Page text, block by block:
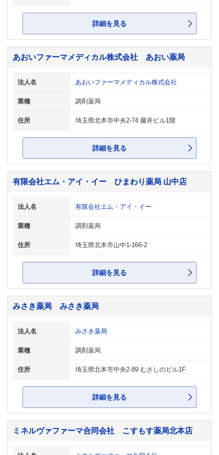
詳細を見る
あおいファーマメディカル株式会社 あおい薬局
法人名 あおいファーマメディカル株式会社
業種 調剤薬局
住所 埼玉県北本市中央2-74 藤井ビル1階
詳細を見る
有限会社エム・アイ・イー ひまわり薬局 山中店
法人名 有限会社エム・アイ・イー
業種 調剤薬局
住所 埼玉県北本市山中1-166-2
詳細を見る
みさき薬局 みさき薬局
法人名 みさき薬局
業種 調剤薬局
住所 埼玉県北本市中央2-89 むさしのビル1F
詳細を見る
ミネルヴァファーマ合同会社 こすもす薬局北本店